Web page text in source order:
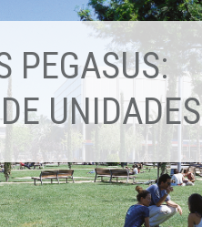
PEGASUS:
UNIDADES